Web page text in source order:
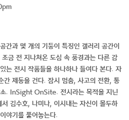
간과 몇 개의 기둥이 특징인 갤러리 공간이
금 전 지나쳐온 도심 속 풍경과는 다른 감
는 전시 작품들을 하나하나 들여다 본다. 자
간 제동을 건다. 잠시 멈춤, 사고의 전환, 통
. InSight OnSite. 전시라는 목적을 지닌
김수호, 나미나, 이시내는 자신이 몰두하
야기를 풀어놓는다.